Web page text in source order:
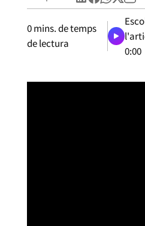
0mins. de temps
de lectura
0:00